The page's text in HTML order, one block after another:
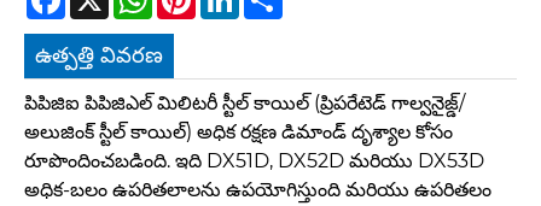
ఉత్పత్తి వివరణ
పిపిజిఐ పిపిజిఎల్ మిలిటరీ స్టీల్ కాయిల్ (ప్రిపరేటెడ్ గాల్వనైజ్డ్/
అలుజింక్ స్టీల్ కాయిల్) అధిక రక్షణ డిమాండ్ దృశ్యాల కోసం
రూపొందించబడింది. ఇది DX51D, DX52D మరియు DX53D
అధిక-బలం ఉపరితలాలను ఉపయోగిస్తుంది మరియు ఉపరితలం